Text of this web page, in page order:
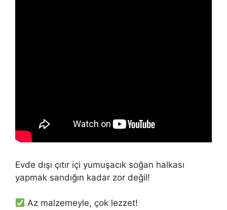
Evde dışı çıtır içi yumuşacık soğan halkası
yapmak sandığın kadar zor değil!
Az malzemeyle, çok lezzet!